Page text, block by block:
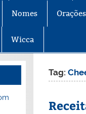
Nomes Orações
Wicca
Tag: